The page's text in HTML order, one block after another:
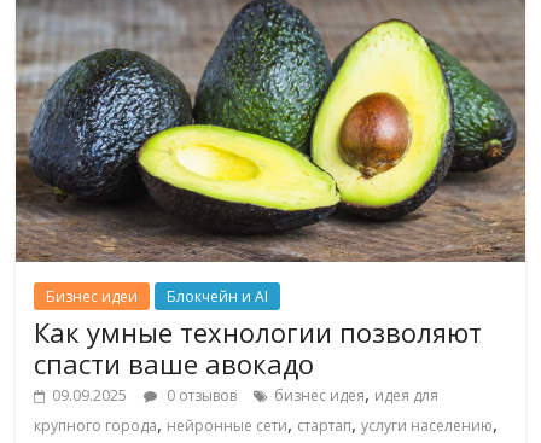
Бизнес идеи Блокчейн и AI
Как умные технологии позволяют
спасти ваше авокадо
09.09.2025 0 отзывов бизнес идея, идея для
крупного города, нейронные сети, стартап,услуги населению,